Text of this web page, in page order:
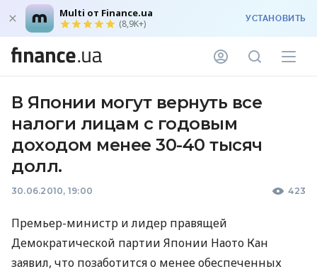
Multi от Finance.ua
(8,9K+) УСТАНОВИТЬ
В Японии могут вернуть все
налоги лицам с годовым
доходом менее 30-40 тысяч
долл.
30.06.2010, 19:00 423
Премьер-министр и лидер правящей
Демократической партии Японии Наото Кан
заявил, что позаботится о менее обеспеченных